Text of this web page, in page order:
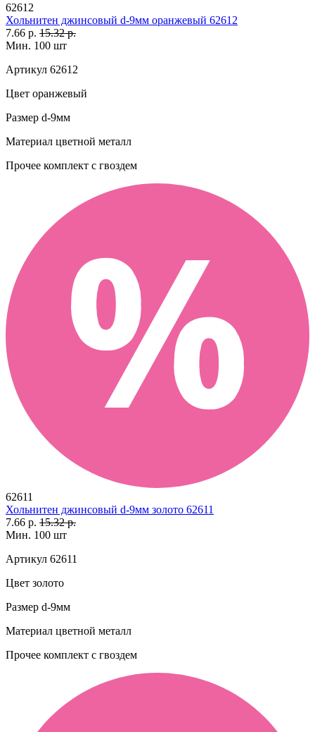
62612
Хольнитен джинсовый d-9мм оранжевый 62612
7.66 р. 15.32 р.
Мин. 100 шт
Артикул 62612
Цвет оранжевый
Размер d-9мм
Материал цветной металл
Прочее комплект с гвоздем
62611
Хольнитен джинсовый d-9мм золото 62611
7.66 р. 15.32 р.
Мин. 100 шт
Артикул 62611
Цвет золото
Размер d-9мм
Материал цветной металл
Прочее комплект с гвоздем